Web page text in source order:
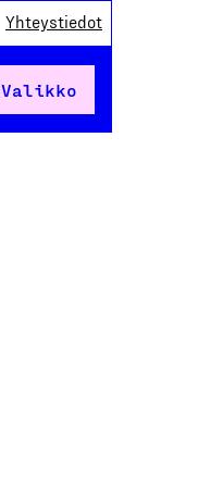
Yhteystiedot
Valikko